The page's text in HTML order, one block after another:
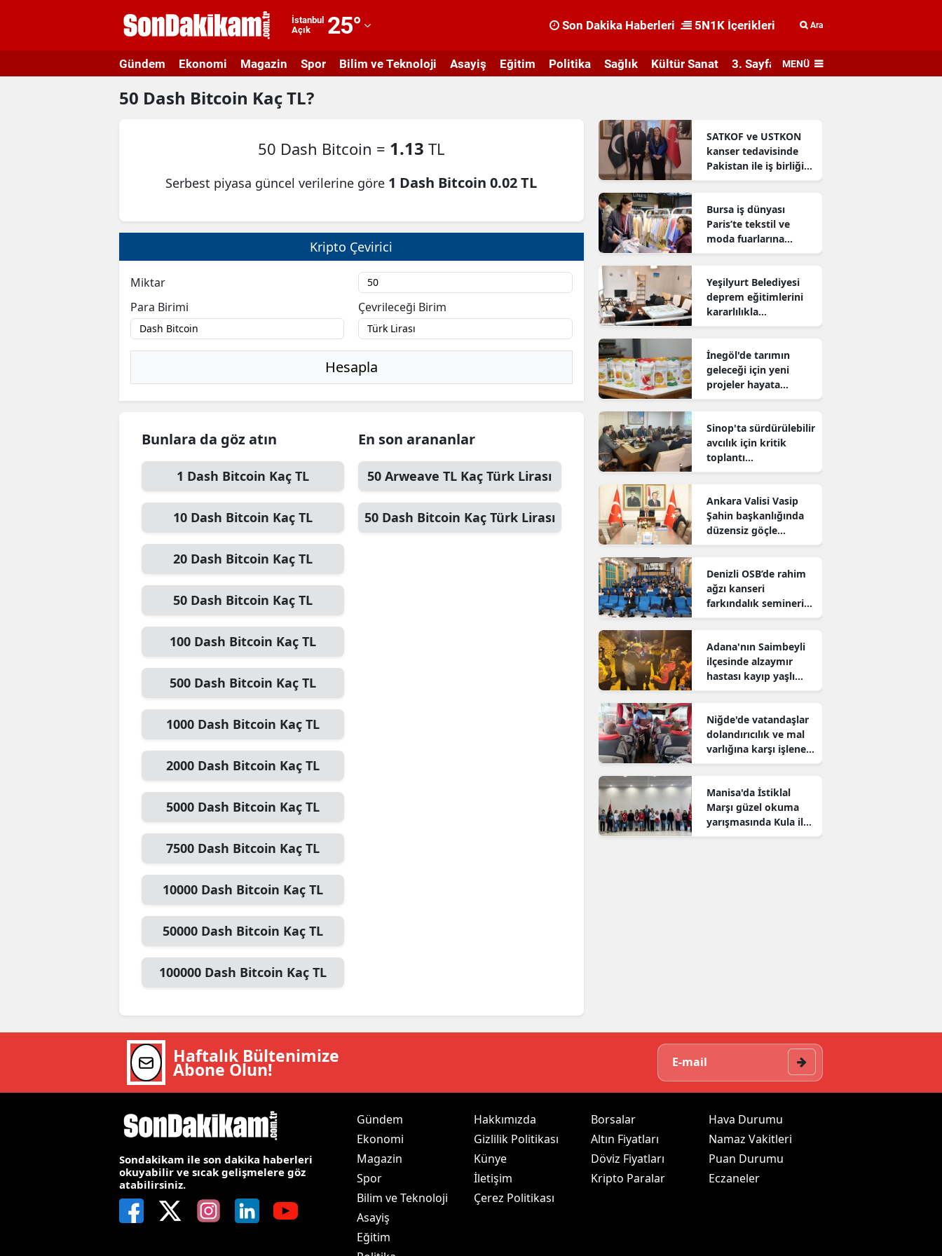
İstanbul
Açık
25°
Adıyaman
Afyonkarahisar
Amasya
Ankara
Artvin
Bitlis
Çanakkale
Çorum
Denizli
Diyarbakır
Edirne
Erzincan
Erzurum
Eskişehir
Gaziantep
Gümüşhane
Hakkari
Hatay
Isparta
Mersin
İstanbul
İzmir
Kars
Kırşehir
Son Dakika Haberleri 5N1K İçerikleri Ara
Gündem Ekonomi Magazin Spor Bilim ve Teknoloji Asayiş Eğitim Politika Sağlık Kültür Sanat 3. Sayfa MENÜ
50 Dash Bitcoin Kaç TL?
50 Dash Bitcoin = 1.13 TL
Serbest piyasa güncel verilerine göre 1 Dash Bitcoin 0.02 TL
Kripto Çevirici
Miktar
Para Birimi
Çevrileceği Birim
Hesapla
Bunlara da göz atın
1 Dash Bitcoin Kaç TL
10 Dash Bitcoin Kaç TL
20 Dash Bitcoin Kaç TL
50 Dash Bitcoin Kaç TL
100 Dash Bitcoin Kaç TL
500 Dash Bitcoin Kaç TL
1000 Dash Bitcoin Kaç TL
2000 Dash Bitcoin Kaç TL
5000 Dash Bitcoin Kaç TL
7500 Dash Bitcoin Kaç TL
10000 Dash Bitcoin Kaç TL
50000 Dash Bitcoin Kaç TL
100000 Dash Bitcoin Kaç TL
En son arananlar
50Arweave TL Kaç Türk Lirası
50 Dash Bitcoin Kaç Türk Lirası
SATKOF ve USTKON
kanser tedavisinde
Pakistan ile iş birliği
geliştiriyor
Bursa iş dünyası
Paris’te tekstil ve
moda fuarlarına
katıldı
Yeşilyurt Belediyesi
deprem eğitimlerini
kararlılıkla
sürdürüyor
İnegöl'de tarımın
geleceği için yeni
projeler hayata
geçiriliyor
Sinop'ta sürdürülebilir
avcılık için kritik
toplantı
gerçekleştirildi
Ankara Valisi Vasip
Şahin başkanlığında
düzensiz göçle
mücadele toplantısı
Denizli OSB’de rahim
ağzı kanseri
farkındalık semineri
düzenlendi
Adana'nın Saimbeyli
ilçesinde alzaymır
hastası kayıp yaşlı
adam aranıyor
Niğde'de vatandaşlar
dolandırıcılık ve mal
varlığına karşı işlenen
suçlar konusunda
Manisa'da İstiklal
Marşı güzel okuma
yarışmasında Kula il
birincisi oldu
Haftalık Bültenimize
Abone Olun!
Sondakikam ile son dakika haberleri
okuyabilir ve sıcak gelişmelere göz
atabilirsiniz.
Gündem
Ekonomi
Magazin
Spor
Bilim ve Teknoloji
Asayiş
Eğitim
Hakkımızda
Gizlilik Politikası
Künye
İletişim
Çerez Politikası
Borsalar
Altın Fiyatları
Döviz Fiyatları
Kripto Paralar
Hava Durumu
Namaz Vakitleri
Puan Durumu
Eczaneler